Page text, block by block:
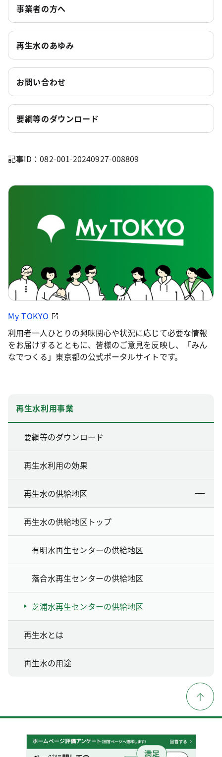
事業者の方へ
再生水のあゆみ
お問い合わせ
要綱等のダウンロード
記事ID：082-001-20240927-008809
My TOKYO
利用者一人ひとりの興味関心や状況に応じて必要な情報
をお届けするとともに、皆様のご意見を反映し、「みん
なでつくる」東京都の公式ポータルサイトです。
再生水利用事業
要綱等のダウンロード
再生水利用の効果
再生水の供給地区
再生水の供給地区トップ
有明水再生センターの供給地区
落合水再生センターの供給地区
芝浦水再生センターの供給地区
再生水とは
再生水の用途